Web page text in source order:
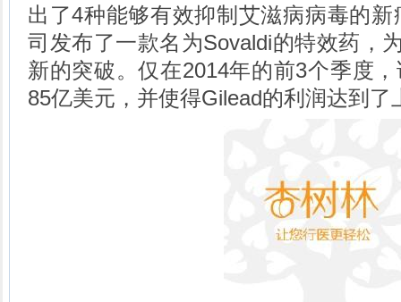
出了4种能够有效抑制艾滋病病毒的
司发布了一款名为Sovaldi的特效药，
新的突破。仅在2014年的前3个季度
85亿美元，并使得Gilead的利润达到了